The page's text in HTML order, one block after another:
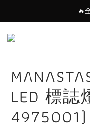
🔥
LED 標
4975001)